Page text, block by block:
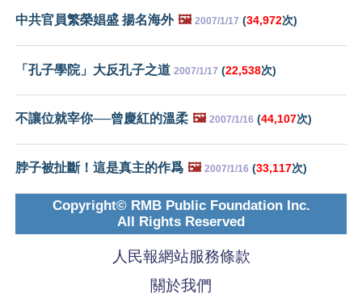
中共官員繁榮娼盛 揚名海外 🖼️ 2007/1/17 (34,972次)
「孔子學院」大反孔子之道 2007/1/17 (22,538次)
不讓位就宰你──曾慶紅的溫柔 🖼️ 2007/1/16 (44,107次)
脖子被扯斷！這是真主的作爲 🖼️ 2007/1/16 (33,117次)
Copyright© RMB Public Foundation Inc.
All Rights Reserved
人民報網站服務條款
關於我們